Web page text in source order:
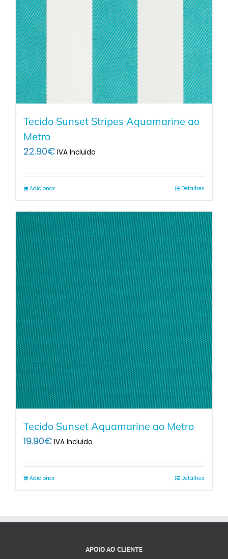
Tecido Sunset Stripes Aquamarine ao
Metro
22.90€ IVA Incluido
Adicionar Detalhes
Tecido Sunset Aquamarine ao Metro
19.90€ IVA Incluido
Adicionar Detalhes
APOIO AO CLIENTE